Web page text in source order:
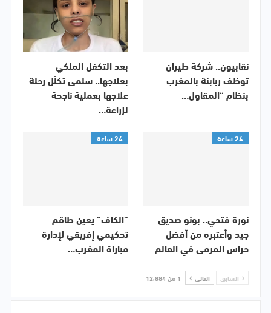
نقابيون.. شركة طيران
توظف ربابنة بالمغرب
بنظام “المقاول…
بعد التكفل الملكي
بعلاجها.. سلمى تكلّل رحلة
علاجها بعملية ناجحة
لزراعة…
24 ساعة
نورة فتحي.. بونو صديق
جيد وأعتبره من أفضل
حراس المرمى في العالم
24 ساعة
“الكاف” يعين طاقم
تحكيمي إفريقي لإدارة
مباراة المغرب…
السابق التالي 1 من 12٬884